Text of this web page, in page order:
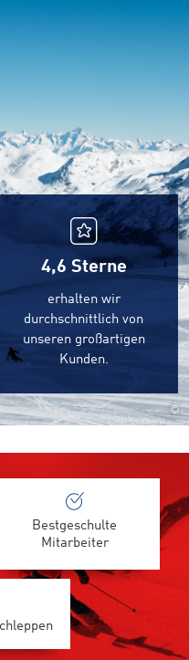
4,6 Sterne
erhalten wir
durchschnittlich von
unseren großartigen
Kunden.
©
Bestgeschulte
Mitarbeiter